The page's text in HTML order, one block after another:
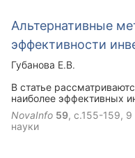
устойчивости
Альтернативные
эффективности
Губанова Е.В.
В статье
наиболее эффективных
основе применения
показателей оценки
инвестиционных
NovaInfo 59, с.155-159, 9
науки